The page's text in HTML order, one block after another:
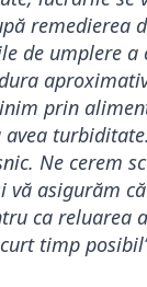
remedierea
de umplere a
prin
Ne cerem
vă asigurăm
ca reluarea
timp